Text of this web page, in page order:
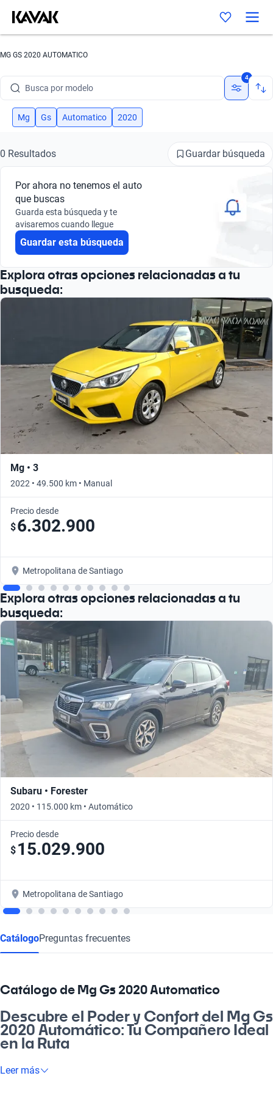
MG GS 2020 AUTOMATICO
Busca por modelo
Busca por versión
Busca por marca
Busca por modelo
Busca por versión
4
Mg Gs Automatico 2020
0 Resultados Guardar búsqueda
Por ahora no tenemos el auto
que buscas
Guarda esta búsqueda y te
avisaremos cuando llegue
Guardar esta búsqueda
Explora otras opciones relacionadas a tu
busqueda:
Mg • 3
2022 • 49.500 km • Manual
Precio desde
$6.302.900
Metropolitana de Santiago
Explora otras opciones relacionadas a tu
busqueda:
Subaru • Forester
2020 • 115.000 km • Automático
Precio desde
$ 15.029.900
Metropolitana de Santiago
CatálogoPreguntas frecuentes
Catálogo de Mg Gs 2020 Automatico
Descubre el Poder y Confort del Mg Gs
2020 Automático: Tu Compañero Ideal
en la Ruta
Si buscas un auto que refleje tu estilo de vida, el Mg Gs 2020
Leer más